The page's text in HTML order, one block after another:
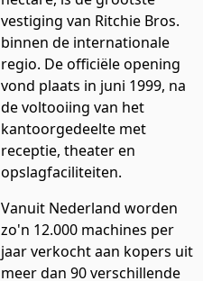
vestiging van Ritchie Bros.
binnen de internationale
regio. De officiële opening
vond plaats in juni 1999, na
de voltooiing van het
kantoorgedeelte met
receptie, theater en
opslagfaciliteiten.
Vanuit Nederland worden
zo'n 12.000 machines per
jaar verkocht aan kopers uit
meer dan 90 verschillende